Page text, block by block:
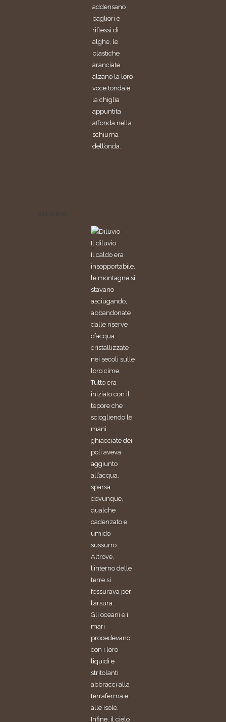
addensano
bagliori e
riflessi di
alghe, le
plastiche
aranciate
alzano la loro
voce tonda e
la chiglia
appuntita
affonda nella
schiuma
dell’onda.
Il diluvio
Il caldo era
insopportabile,
le montagne si
stavano
asciugando,
abbandonate
dalle riserve
d’acqua
cristallizzate
nei secoli sulle
loro cime.
Tutto era
iniziato con il
tepore che
sciogliendo le
mani
ghiacciate dei
poli aveva
aggiunto
all’acqua,
sparsa
dovunque,
qualche
cadenzato e
umido
sussurro.
Altrove,
l’interno delle
terre si
fessurava per
l’arsura.
Gli oceani e i
mari
procedevano
con i loro
liquidi e
stritolanti
abbracci alla
terraferma e
alle isole.
Infine, il cielo